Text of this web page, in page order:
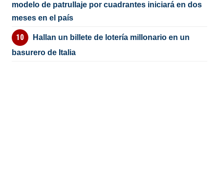
modelo de patrullaje por cuadrantes iniciará en dos
meses en el país
Hallan un billete de lotería millonario en un
basurero de Italia